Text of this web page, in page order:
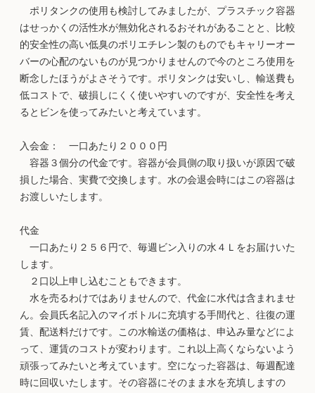
ポリタンクの使用も検討してみましたが、プラスチック容器
はせっかくの活性水が無効化されるおそれがあることと、比較
的安全性の高い低臭のポリエチレン製のものでもキャリーオー
バーの心配のないものが見つかりませんので今のところ使用を
断念したほうがよさそうです。ポリタンクは安いし、輸送費も
低コストで、破損しにくく使いやすいのですが、安全性を考え
るとビンを使ってみたいと考えています。
入会金： 一口あたり２０００円
容器３個分の代金です。容器が会員側の取り扱いが原因で破
損した場合、実費で交換します。水の会退会時にはこの容器は
お渡しいたします。
代金
一口あたり２５６円で、毎週ビン入りの水４Ｌをお届けいた
します。
２口以上申し込むこともできます。
水を売るわけではありませんので、代金に水代は含まれませ
ん。会員氏名記入のマイボトルに充填する手間代と、往復の運
賃、配送料だけです。この水輸送の価格は、申込み量などによ
って、運賃のコストが変わります。これ以上高くならないよう
頑張ってみたいと考えています。空になった容器は、毎週配達
時に回収いたします。その容器にそのまま水を充填しますの